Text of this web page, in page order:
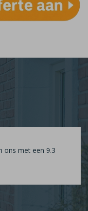
ons met een 9.3